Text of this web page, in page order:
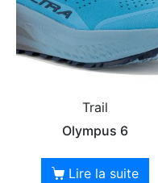
Trail
Olympus 6
Lire la suite